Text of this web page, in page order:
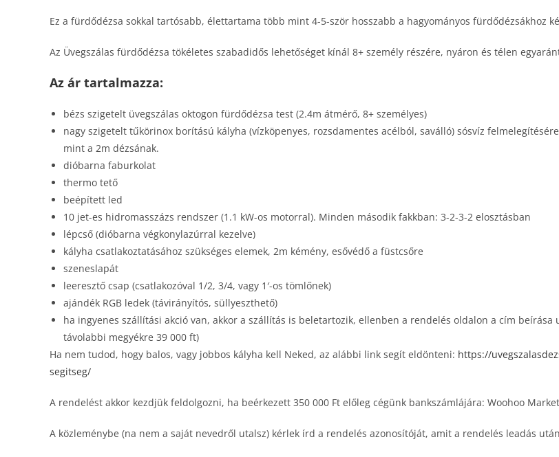
Ez a fürdődézsa sokkal tartósabb, élettartama több mint 4-5-ször hosszabb a hagyományos fürdődézsákhoz
Az Üvegszálas fürdődézsa tökéletes szabadidős lehetőséget kínál 8+ személy részére, nyáron és télen
Az ár tartalmazza:
bézs szigetelt üvegszálas oktogon fürdődézsa test (2.4m átmérő, 8+ személyes)
nagy szigetelt tűkörinox borítású kályha (vízköpenyes, rozsdamentes acélból, saválló) sósvíz
mint a 2m dézsának.
dióbarna faburkolat
thermo tető
beépített led
10 jet-es hidromasszázs rendszer (1.1 kW-os motorral). Minden második fakkban: 3-2-3-2 elosztásban
lépcső (dióbarna végkonylazúrral kezelve)
kályha csatlakoztatásához szükséges elemek, 2m kémény, esővédő a füstcsőre
szeneslapát
leeresztő csap (csatlakozóval 1/2, 3/4, vagy 1′-os tömlőnek)
ajándék RGB ledek (távirányítós, süllyeszthető)
ha ingyenes szállítási akció van, akkor a szállítás is beletartozik, ellenben a rendelés oldalon a cím
távolabbi megyékre 39 000 ft)
Ha nem tudod, hogy balos, vagy jobbos kályha kell Neked, az alábbi link segít eldönteni: https://
segitseg/
A rendelést akkor kezdjük feldolgozni, ha beérkezett 350 000 Ft előleg cégünk bankszámlájára: Woohoo
A közleménybe (na nem a saját nevedről utalsz) kérlek írd a rendelés azonosítóját, amit a rendelés leadás